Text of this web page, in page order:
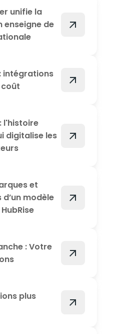
unifie la
enseigne de
arrow_outward
intégrations
arrow_outward
l'histoire
digitalise les
arrow_outward
et
modèle
arrow_outward
: Votre
arrow_outward
plus
arrow_outward